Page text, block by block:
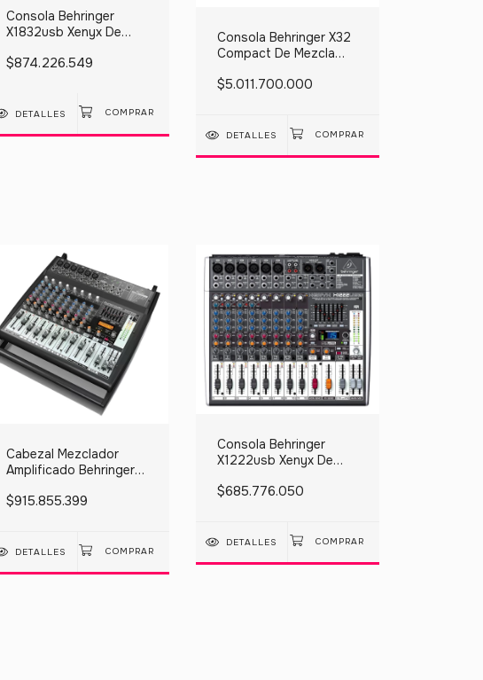
Consola Behringer
X1832usb Xenyx De
$874.226.549
DETALLES
Consola Behringer X32
Compact De Mezcla
$5.011.700.000
DETALLES
Cabezal Mezclador
Amplificado Behringer
$915.855.399
DETALLES
Consola Behringer
X1222usb Xenyx De
$685.776.050
DETALLES